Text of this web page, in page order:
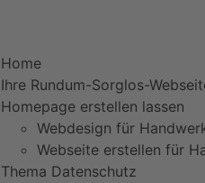
Home
Ihre Rundum-Sorglos-
Homepage erstellen lassen
Webdesign für
Webseite erstellen für
Thema Datenschutz